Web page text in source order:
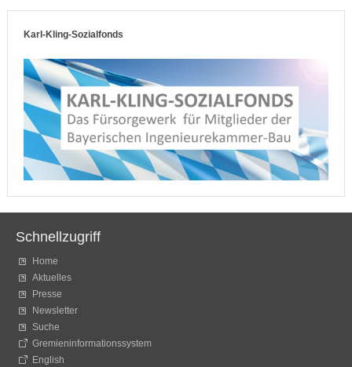
Karl-Kling-Sozialfonds
Schnellzugriff
Home
Aktuelles
Presse
Newsletter
Suche
Gremieninformationssystem
English